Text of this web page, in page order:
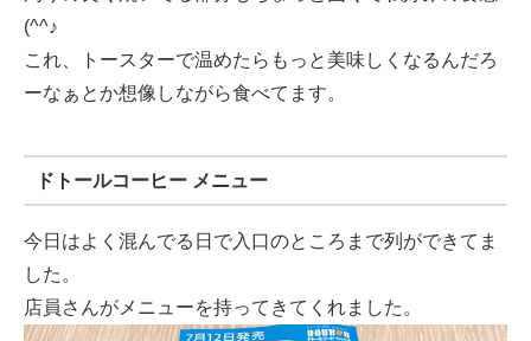
(^^♪
これ、トースターで温めたらもっと美味しくなるんだろ
ーなぁとか想像しながら食べてます。
ドトールコーヒー メニュー
今日はよく混んでる日で入口のところまで列ができてま
した。
店員さんがメニューを持ってきてくれました。